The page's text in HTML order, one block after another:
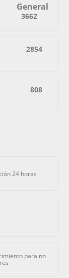
General
3662
2854
808
24 horas
para no